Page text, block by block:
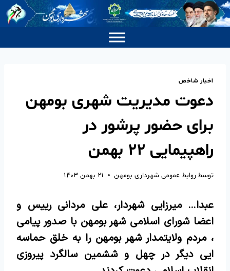
اخبار شاخص
دعوت مدیریت شهری بومهن
برای حضور پرشور در
راهپیمایی ۲۲ بهمن
توسطروابط عمومی شهرداری بومهن ۲۱ بهمن ۱۴۰۳
عبدا… میرزایی شهردار، علی مردانی رییس و
اعضا شورای اسلامی شهر بومهن با صدور پیامی
، مردم ولایتمدار شهر بومهن را به خلق حماسه
ایی دیگر در چهل و ششمین سالگرد پیروزی